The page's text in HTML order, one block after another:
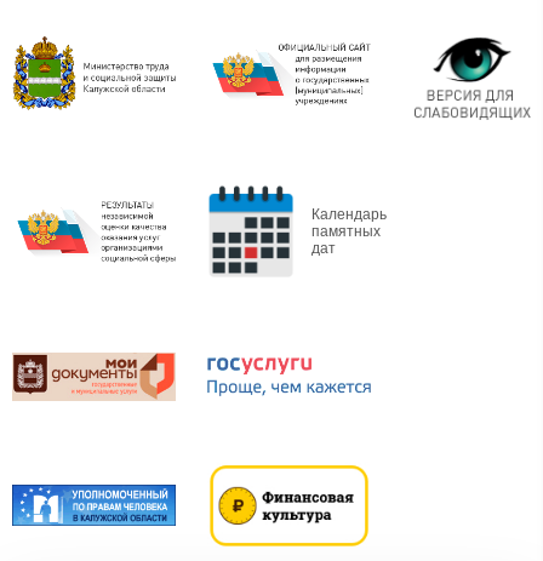
Календарь
памятных
дат